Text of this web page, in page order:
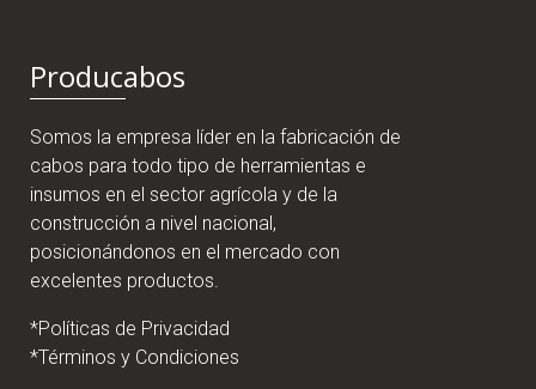
Producabos
Somos la empresa líder en la fabricación de
cabos para todo tipo de herramientas e
insumos en el sector agrícola y de la
construcción a nivel nacional,
posicionándonos en el mercado con
excelentes productos.
*Políticas de Privacidad
*Términos y Condiciones